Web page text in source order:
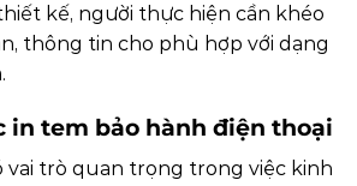
kế, người thực hiện cần khéo
thông tin cho phù hợp với dạng
in tem bảo hành điện thoại
vai trò quan trọng trong việc kinh